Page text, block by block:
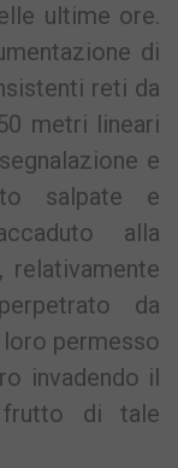
ultime ore.
di
reti da
metri lineari
e
salpate e
alla
relativamente
da
permesso
invadendo il
di tale